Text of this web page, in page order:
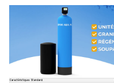
Caractéristiques Standard: